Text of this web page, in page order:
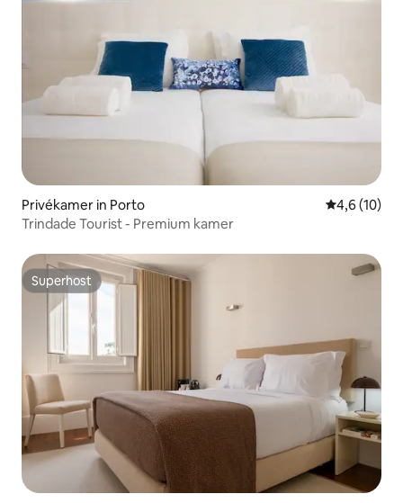
Privékamer in Porto
4,6 (10)
Trindade Tourist - Premium kamer
Superhost
Superhost